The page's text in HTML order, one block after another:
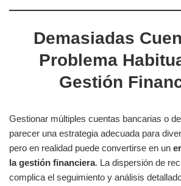
Demasiadas
Problema
Gestión
Gestionar múltiples cuentas bancarias o
parecer una estrategia adecuada para
pero en realidad puede convertirse en un
la gestión financiera. La dispersión de
complica el seguimiento y análisis